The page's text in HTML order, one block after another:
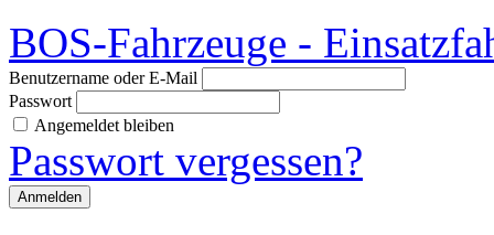
BOS-Fahrzeuge -
Benutzername oder E-Mail
Passwort
Angemeldet bleiben
Passwort vergessen?